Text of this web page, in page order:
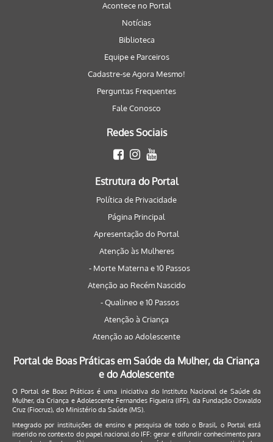
Acontece no Portal
Notícias
Biblioteca
Equipe e Parceiros
Cadastre-se Agora Mesmo!
Perguntas Frequentes
Fale Conosco
Redes Sociais
Estrutura do Portal
Política de Privacidade
Página Principal
Apresentação do Portal
Atenção às Mulheres
- Morte Materna e 10 Passos
Atenção ao Recém Nascido
- Qualineo e 10 Passos
Atenção à Criança
Atenção ao Adolescente
Portal de Boas Práticas em Saúde da Mulher, da Criança
e do Adolescente
O Portal de Boas Práticas é uma iniciativa do Instituto Nacional de Saúde da
Mulher, da Criança e Adolescente Fernandes Figueira (IFF), da Fundação Oswaldo
Cruz (Fiocruz), do Ministério da Saúde (MS).
Integrado por instituições de ensino e pesquisa de todo o Brasil, o Portal está
inserido no contexto do papel nacional do IFF: gerar e difundir conhecimento para